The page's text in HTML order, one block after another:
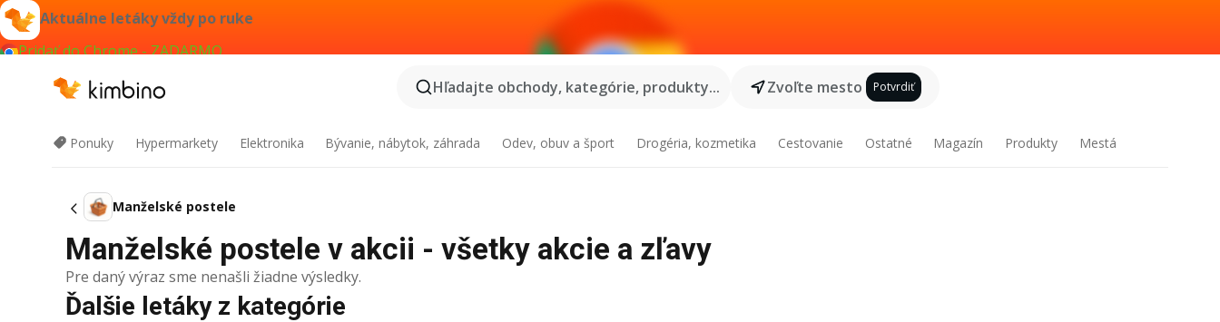
Aktuálne letáky vždy po ruke
Pridať do Chrome - ZADARMO
Hľadajte obchody, kategórie, produkty...
Zvoľte mesto Potvrdiť
Ponuky Hypermarkety Elektronika Bývanie, nábytok, záhrada Odev, obuv a šport Drogéria, kozmetika Cestovanie Ostatné Magazín Produkty Mestá
Manželské postele
Manželské postele v akcii - všetky akcie a zľavy
Pre daný výraz sme nenašli žiadne výsledky.
Ďalšie letáky z kategórie